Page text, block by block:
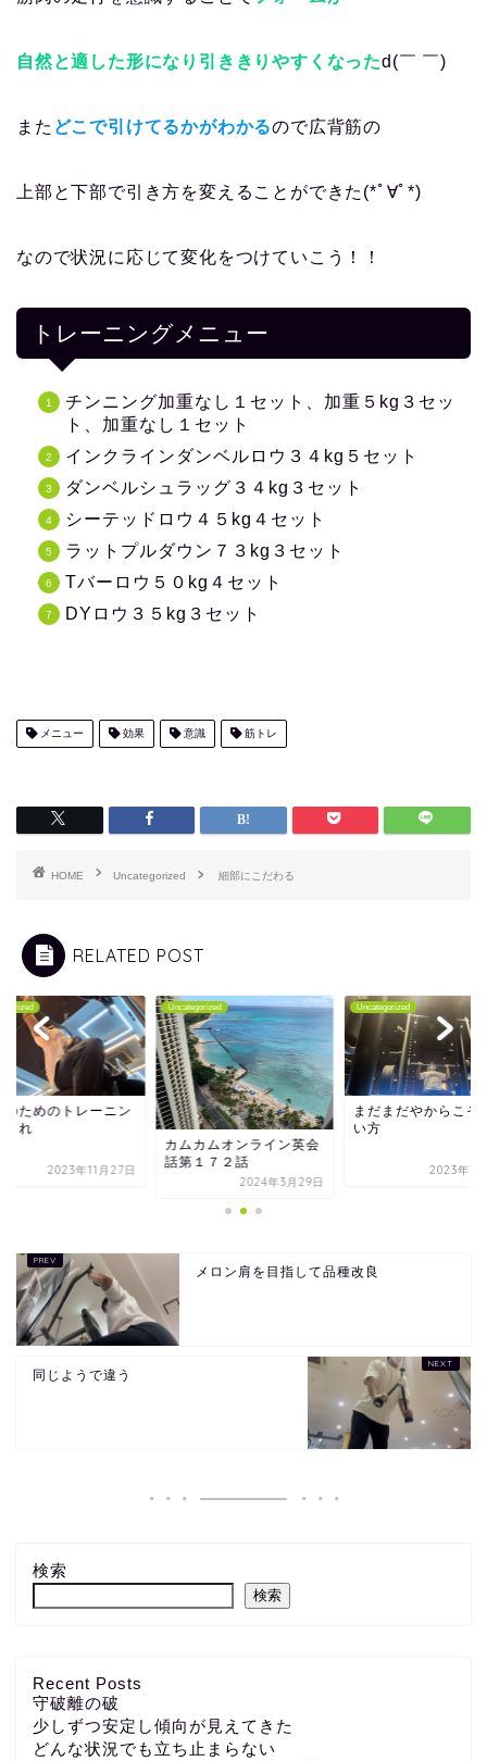
自然と適した形になり引ききりやすくなったd(￣ ￣)
また どこで引けてるかがわかるので広背筋の
上部と下部で引き方を変えることができた(*ﾟ∀ﾟ*)
なので状況に応じて変化をつけていこう！！
トレーニングメニュー
チンニング加重なし１セット、加重５kg３セッ
ト、加重なし１セット
インクラインダンベルロウ３４kg５セット
ダンベルシュラッグ３４kg３セット
シーテッドロウ４５kg４セット
ラットプルダウン７３kg３セット
Tバーロウ５０kg４セット
DYロウ３５kg３セット
メニュー 効果 意識 筋トレ
HOME Uncategorized 細部にこだわる
RELATED POST
のためのトレーニン
これ
2023年11月27日
Uncategorized
カムカムオンライン英会
話第１７２話
2024年3月29日
Uncategorized
まだまだやからこそ
い方
2023年7
メロン肩を目指して品種改良
同じようで違う
検索
検索
Recent Posts
守破離の破
少しずつ安定し傾向が見えてきた
どんな状況でも立ち止まらない